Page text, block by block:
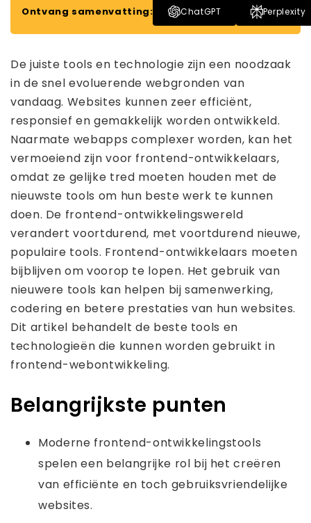
Ontvang samenvatting: ChatGPT Perplexity
De juiste tools en technologie zijn een noodzaak
in de snel evoluerende webgronden van
vandaag. Websites kunnen zeer efficiënt,
responsief en gemakkelijk worden ontwikkeld.
Naarmate webapps complexer worden, kan het
vermoeiend zijn voor frontend-ontwikkelaars,
omdat ze gelijke tred moeten houden met de
nieuwste tools om hun beste werk te kunnen
doen. De frontend-ontwikkelingswereld
verandert voortdurend, met voortdurend nieuwe,
populaire tools. Frontend-ontwikkelaars moeten
bijblijven om voorop te lopen. Het gebruik van
nieuwere tools kan helpen bij samenwerking,
codering en betere prestaties van hun websites.
Dit artikel behandelt de beste tools en
technologieën die kunnen worden gebruikt in
frontend-webontwikkeling.
Belangrijkste punten
Moderne frontend-ontwikkelingstools
spelen een belangrijke rol bij het creëren
van efficiënte en toch gebruiksvriendelijke
websites.